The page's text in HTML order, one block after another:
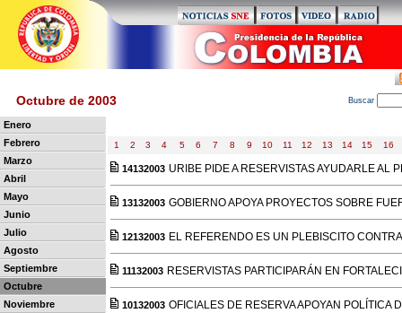
Octubre de 2003 Buscar
Enero
Febrero
Marzo
Abril
Mayo
Junio
Julio
Agosto
Septiembre
Octubre
Noviembre
1 2 3 4 5 6 7 8 9 10 11 12 13 14 15 16
14132003 URIBE PIDE A RESERVISTAS AYUDARLE AL
13132003 GOBIERNO APOYA PROYECTOS SOBRE
12132003 EL REFERENDO ES UN PLEBISCITO
11132003 RESERVISTAS PARTICIPARÁN EN
10132003 OFICIALES DE RESERVA APOYAN POLÍTICA